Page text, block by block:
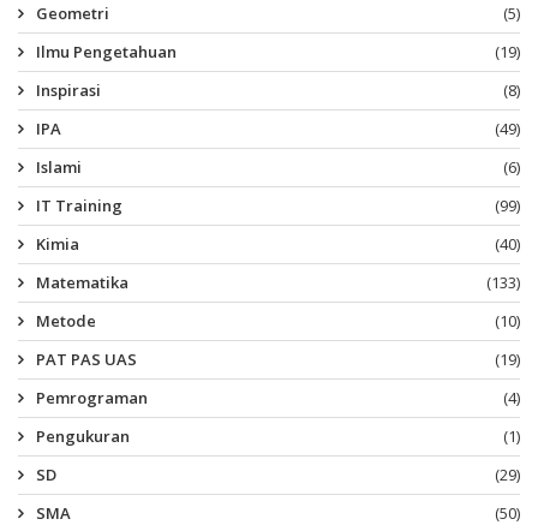
Geometri
(5)
Ilmu Pengetahuan
(19)
Inspirasi
(8)
IPA
(49)
Islami
(6)
IT Training
(99)
Kimia
(40)
Matematika
(133)
Metode
(10)
PAT PAS UAS
(19)
Pemrograman
(4)
Pengukuran
(1)
SD
(29)
SMA
(50)